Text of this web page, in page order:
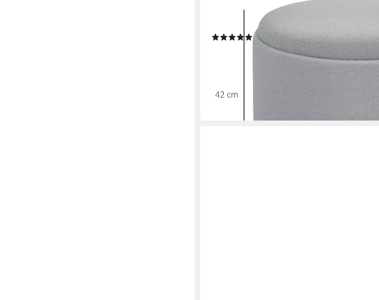
Klappdeckel und Holzbeinen (Hocker,
für Wohnzimmer, Schlafzimmer,
(2)
147,90 €
lieferbar - in 2-3 Werktagen bei dir